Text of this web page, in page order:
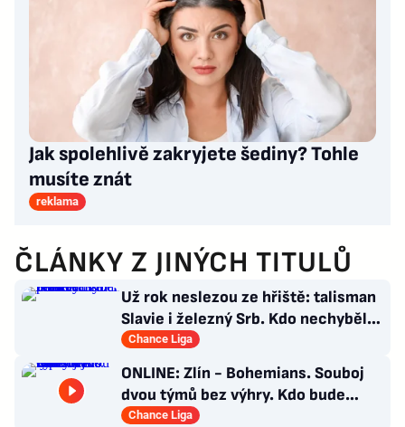
Jak spolehlivě zakryjete šediny? Tohle
musíte znát
reklama
ČLÁNKY Z JINÝCH TITULŮ
Už rok neslezou ze hřiště: talisman
Slavie i železný Srb. Kdo nechyběl
pět let?
Chance Liga
ONLINE: Zlín - Bohemians. Souboj
dvou týmů bez výhry. Kdo bude
úspěšnější?
Chance Liga